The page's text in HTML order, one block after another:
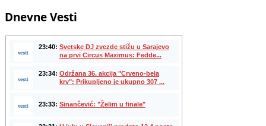
Dnevne Vesti